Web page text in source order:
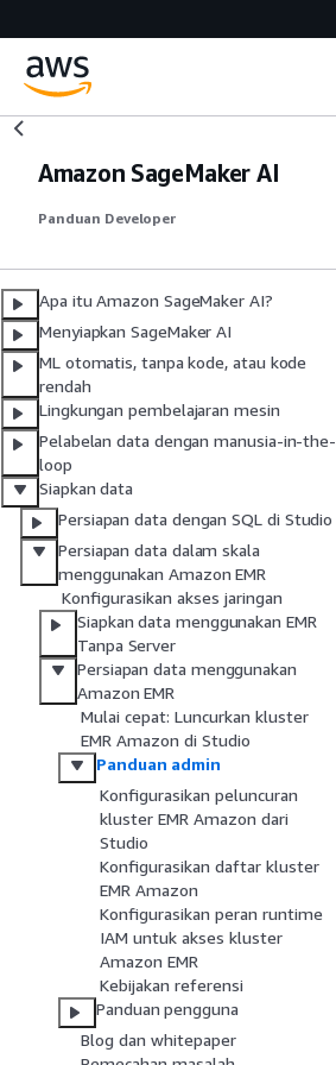
Amazon SageMaker AI
Panduan Developer
Apa itu Amazon SageMaker AI?
Menyiapkan SageMaker AI
ML otomatis, tanpa kode, atau kode
rendah
Lingkungan pembelajaran mesin
Pelabelan data dengan manusia-in-the-
loop
Siapkan data
Persiapan data dengan SQL di Studio
Persiapan data dalam skala
menggunakan Amazon EMR
Konfigurasikan akses jaringan
Siapkan data menggunakan EMR
Tanpa Server
Persiapan data menggunakan
Amazon EMR
Mulai cepat: Luncurkan kluster
EMR Amazon di Studio
Panduan admin
Konfigurasikan peluncuran
kluster EMR Amazon dari
Studio
Konfigurasikan daftar kluster
EMR Amazon
Konfigurasikan peran runtime
IAM untuk akses kluster
Amazon EMR
Kebijakan referensi
Panduan pengguna
Blog dan whitepaper